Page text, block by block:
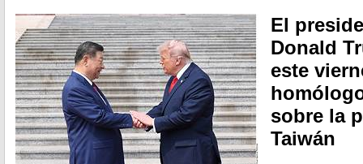
El
Donald
este
sobre la
Taiwán